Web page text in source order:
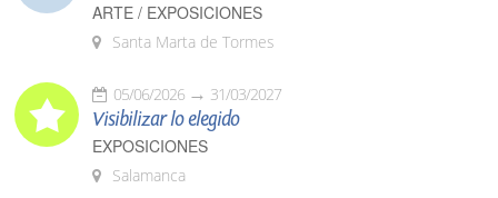
ARTE / EXPOSICIONES
Santa Marta de Tormes
05/06/2026 31/03/2027
Visibilizar lo elegido
EXPOSICIONES
Salamanca